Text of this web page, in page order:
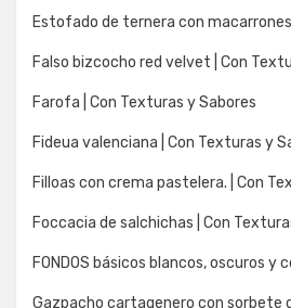
Estofado de ternera con macarrones
Falso bizcocho red velvet | Con
Farofa | Con Texturas y Sabores
Fideua valenciana | Con Texturas y
Filloas con crema pastelera. | Con
Foccacia de salchichas | Con
FONDOS básicos blancos, oscuros y
Gazpacho cartagenero con sorbete